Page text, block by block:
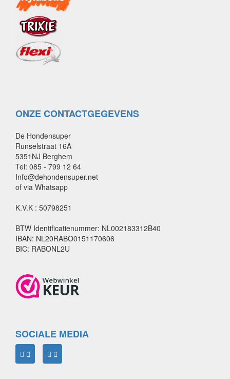
ONZE CONTACTGEGEVENS
De Hondensuper
Runselstraat 16A
5351NJ Berghem
Tel: 085 - 799 12 64
Info@dehondensuper.net
of via Whatsapp
K.V.K : 50798251
BTW Identificatienummer: NL002183312B40
IBAN: NL20RABO0151170606
BIC: RABONL2U
SOCIALE MEDIA